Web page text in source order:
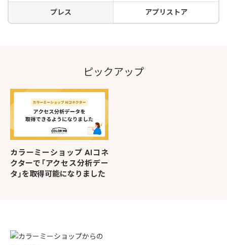
プレス アプリストア
ピックアップ
カラーミーショップ AIコネ
クターで「アクセス分析デー
タ」を取得可能になりました